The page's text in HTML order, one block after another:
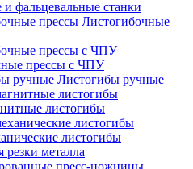
фальцевальные станки
Листогибочные
прессы с ЧПУ
Листогибы ручные
листогибы
листогибы
резки металла